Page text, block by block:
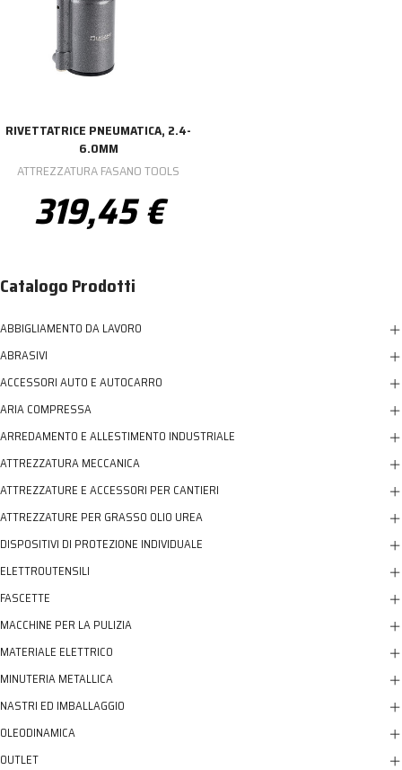
RIVETTATRICE PNEUMATICA, 2.4-
6.0MM
ATTREZZATURA FASANO TOOLS
319,45 €
Catalogo Prodotti
ABBIGLIAMENTO DA LAVORO
ABRASIVI
ACCESSORI AUTO E AUTOCARRO
ARIA COMPRESSA
ARREDAMENTO E ALLESTIMENTO INDUSTRIALE
ATTREZZATURA MECCANICA
ATTREZZATURE E ACCESSORI PER CANTIERI
ATTREZZATURE PER GRASSO OLIO UREA
DISPOSITIVI DI PROTEZIONE INDIVIDUALE
ELETTROUTENSILI
FASCETTE
MACCHINE PER LA PULIZIA
MATERIALE ELETTRICO
MINUTERIA METALLICA
NASTRI ED IMBALLAGGIO
OLEODINAMICA
OUTLET